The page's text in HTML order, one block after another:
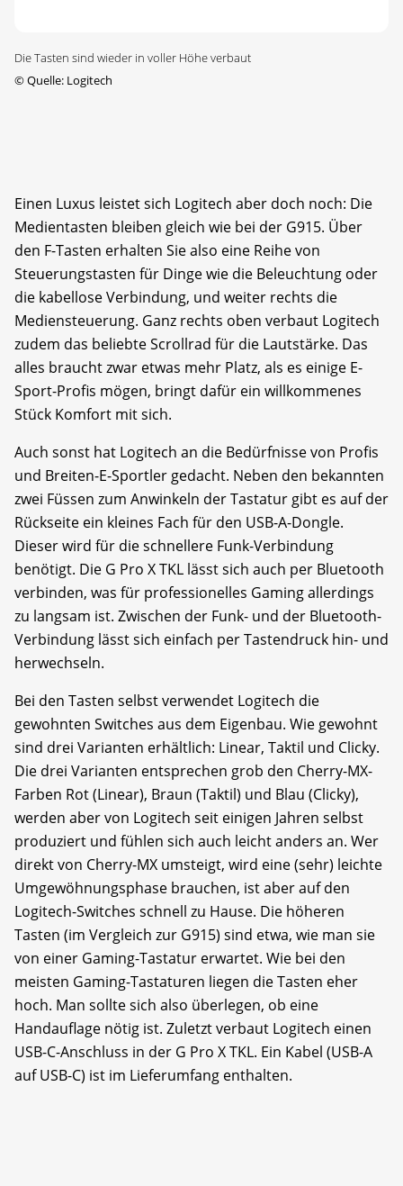
Die Tasten sind wieder in voller Höhe verbaut
©Quelle: Logitech
Einen Luxus leistet sich Logitech aber doch noch: Die
Medientasten bleiben gleich wie bei der G915. Über
den F-Tasten erhalten Sie also eine Reihe von
Steuerungstasten für Dinge wie die Beleuchtung oder
die kabellose Verbindung, und weiter rechts die
Mediensteuerung. Ganz rechts oben verbaut Logitech
zudem das beliebte Scrollrad für die Lautstärke. Das
alles braucht zwar etwas mehr Platz, als es einige E-
Sport-Profis mögen, bringt dafür ein willkommenes
Stück Komfort mit sich.
Auch sonst hat Logitech an die Bedürfnisse von Profis
und Breiten-E-Sportler gedacht. Neben den bekannten
zwei Füssen zum Anwinkeln der Tastatur gibt es auf der
Rückseite ein kleines Fach für den USB-A-Dongle.
Dieser wird für die schnellere Funk-Verbindung
benötigt. Die G Pro X TKL lässt sich auch per Bluetooth
verbinden, was für professionelles Gaming allerdings
zu langsam ist. Zwischen der Funk- und der Bluetooth-
Verbindung lässt sich einfach per Tastendruck hin- und
herwechseln.
Bei den Tasten selbst verwendet Logitech die
gewohnten Switches aus dem Eigenbau. Wie gewohnt
sind drei Varianten erhältlich: Linear, Taktil und Clicky.
Die drei Varianten entsprechen grob den Cherry-MX-
Farben Rot (Linear), Braun (Taktil) und Blau (Clicky),
werden aber von Logitech seit einigen Jahren selbst
produziert und fühlen sich auch leicht anders an. Wer
direkt von Cherry-MX umsteigt, wird eine (sehr) leichte
Umgewöhnungsphase brauchen, ist aber auf den
Logitech-Switches schnell zu Hause. Die höheren
Tasten (im Vergleich zur G915) sind etwa, wie man sie
von einer Gaming-Tastatur erwartet. Wie bei den
meisten Gaming-Tastaturen liegen die Tasten eher
hoch. Man sollte sich also überlegen, ob eine
Handauflage nötig ist. Zuletzt verbaut Logitech einen
USB-C-Anschluss in der G Pro X TKL. Ein Kabel (USB-A
auf USB-C) ist im Lieferumfang enthalten.